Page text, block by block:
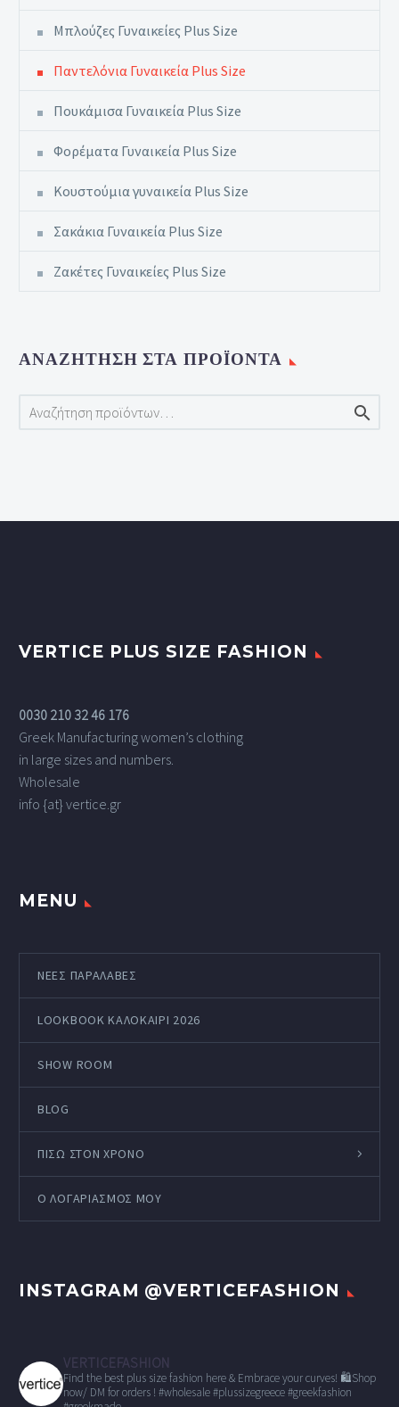
Μπλούζες Γυναικείες Plus Size
Παντελόνια Γυναικεία Plus Size
Πουκάμισα Γυναικεία Plus Size
Φορέματα Γυναικεία Plus Size
Κουστούμια γυναικεία Plus Size
Σακάκια Γυναικεία Plus Size
Ζακέτες Γυναικείες Plus Size
ΑΝΑΖΉΤΗΣΗ ΣΤΑ ΠΡΟΪΌΝΤΑ

VERTICE PLUS SIZE FASHION
0030 210 32 46 176
Greek Manufacturing women’s clothing
in large sizes and numbers.
Wholesale
info {at} vertice.gr
MENU
ΝΕΕΣ ΠΑΡΑΛΑΒΕΣ
LOOKBOOK ΚΑΛΟΚΑΊΡΙ 2026
SHOW ROOM
BLOG
ΠΙΣΩ ΣΤΟΝ ΧΡΟΝΟ
Ο ΛΟΓΑΡΙΑΣΜΌΣ ΜΟΥ
INSTAGRAM @VERTICEFASHION
VERTICEFASHION
Find the best plus size fashion here & Embrace your curves! 🛍Shop
now/ DM for orders ! #wholesale#plussizegreece #greekfashion